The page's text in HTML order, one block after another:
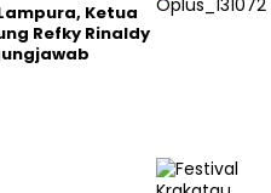
Ketua
Refky Rinaldy